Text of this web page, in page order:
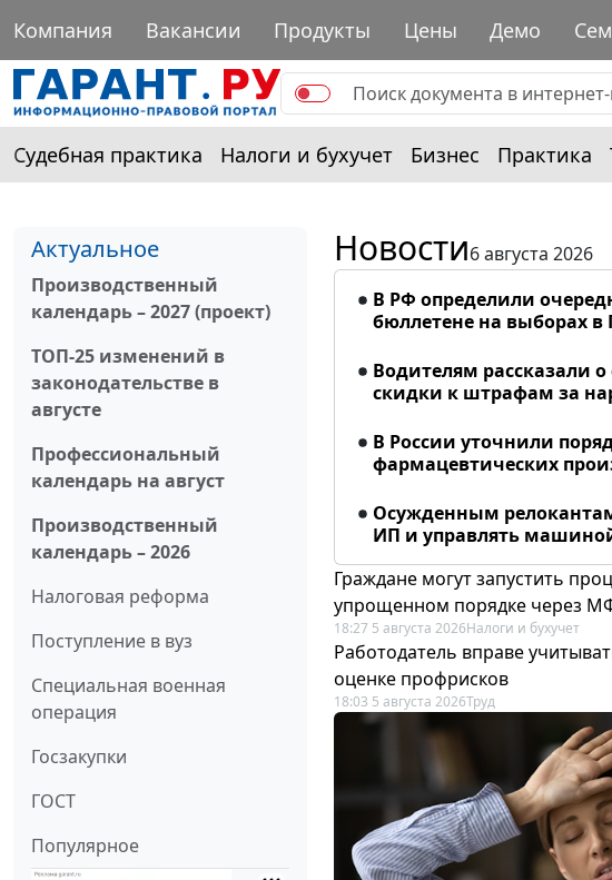
Компания Вакансии Продукты Цены Демо
Судебная практика Налоги и бухучет Бизнес Практика
Актуальное
Производственный
календарь – 2027 (проект)
ТОП-25 изменений в
законодательстве в
августе
Профессиональный
календарь на август
Производственный
календарь – 2026
Налоговая реформа
Поступление в вуз
Специальная военная
операция
Госзакупки
ГОСТ
Популярное
Новости6 августа 2026
В РФ определили
бюллетене на выборах в
Водителям рассказали
скидки к штрафам за
В России уточнили
фармацевтических
Осужденным
ИП и управлять
Граждане могут запустить
упрощенном порядке через
18:27 5 августа 2026Налоги и бухучет
Работодатель вправе
оценке профрисков
18:03 5 августа 2026Труд